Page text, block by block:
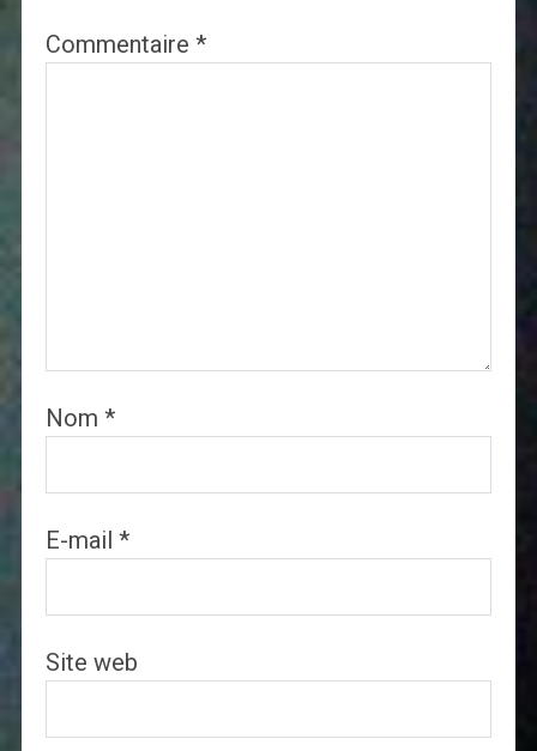
Commentaire *
Nom *
E-mail *
Site web